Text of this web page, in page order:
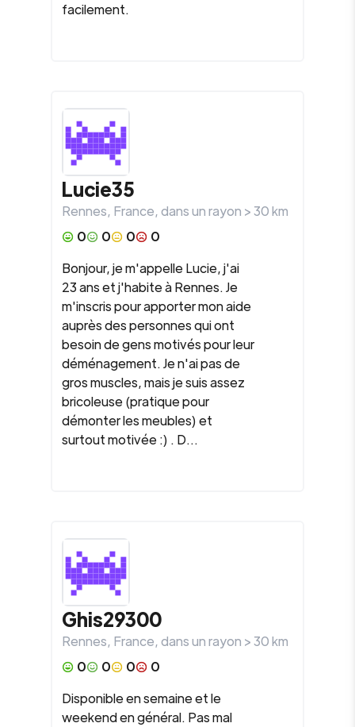
facilement.
Lucie35
Rennes, France, dans un rayon >30km
0
0 0
0
Bonjour, je m'appelle Lucie, j'ai
23 ans et j'habite à Rennes. Je
m'inscris pour apporter mon aide
auprès des personnes qui ont
besoin de gens motivés pour leur
déménagement. Je n'ai pas de
gros muscles, mais je suis assez
bricoleuse (pratique pour
démonter les meubles) et
surtout motivée :) . D...
Ghis29300
Rennes, France, dans un rayon >30km
0
0 0
0
Disponible en semaine et le
weekend en général. Pas mal